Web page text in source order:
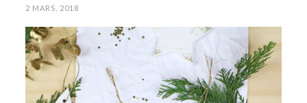
2 MARS, 2018